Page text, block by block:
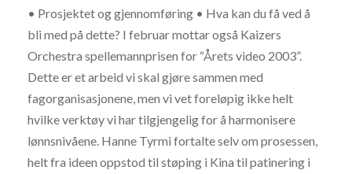
• Prosjektet og gjennomføring • Hva kan du få ved å
bli med på dette? I februar mottar også Kaizers
Orchestra spellemannprisen for “Årets video 2003”.
Dette er et arbeid vi skal gjøre sammen med
fagorganisasjonene, men vi vet foreløpig ikke helt
hvilke verktøy vi har tilgjengelig for å harmonisere
lønnsnivåene. Hanne Tyrmi fortalte selv om prosessen,
helt fra ideen oppstod til støping i Kina til patinering i